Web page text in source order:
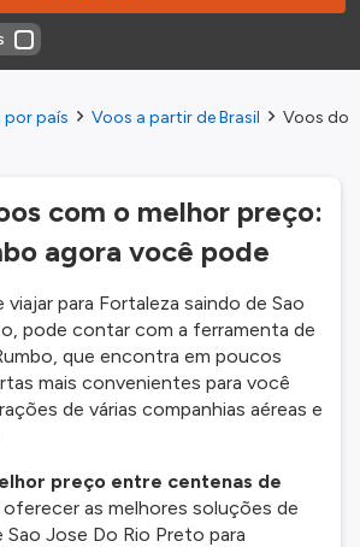
por país Voos a partir de Brasil Voos do
com o melhor preço:
agora você pode
para Fortaleza saindo de Sao
pode contar com a ferramenta de
que encontra em poucos
mais convenientes para você
de várias companhias aéreas e
preço entre centenas de
oferecer as melhores soluções de
Sao Jose Do Rio Preto para